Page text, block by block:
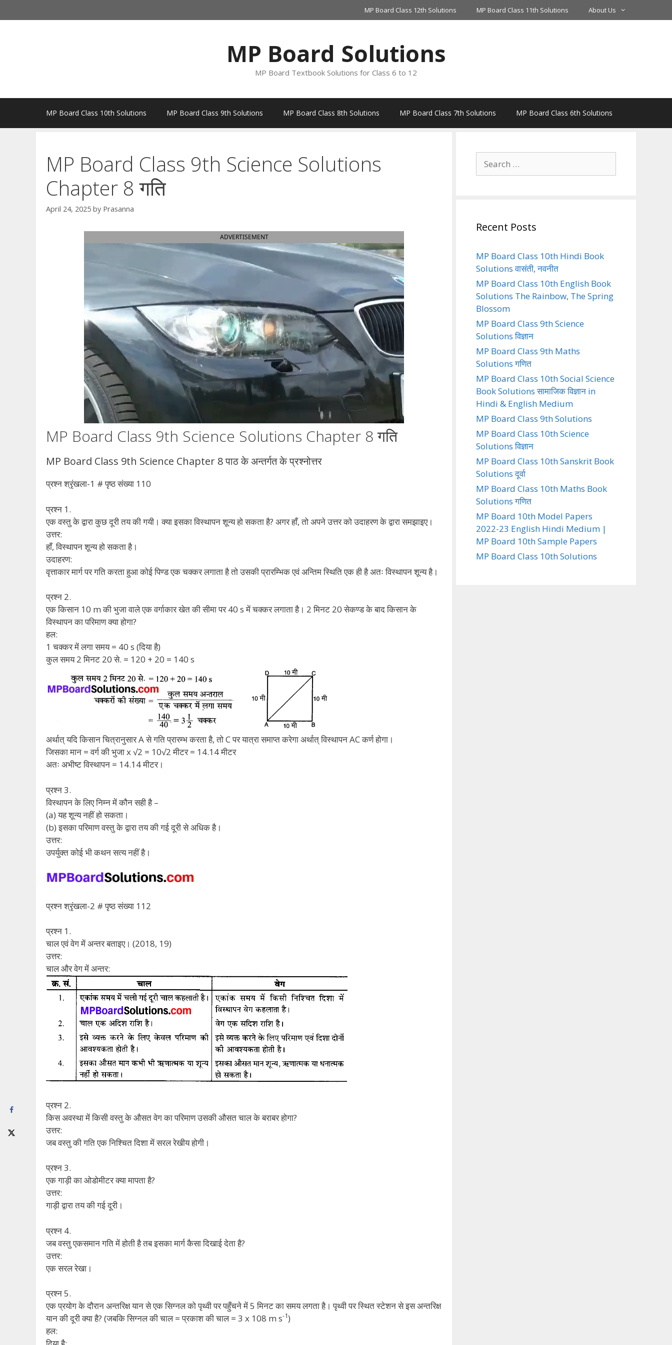
to
MP Board Class 12th Solutions MP Board Class 11th Solutions About Us
MP Board Solutions
MP Board Textbook Solutions for Class 6 to 12
MP Board Class 10th Solutions MP Board Class 9th Solutions MP Board Class 8th Solutions MP Board Class 7th Solutions MP Board Class 6th Solutions
MP Board Class 9th Science Solutions
Chapter 8 गति
April 24, 2025 by Prasanna
ADVERTISEMENT
MP Board Class 9th Science Solutions Chapter 8 गति
MP Board Class 9th Science Chapter 8 पाठ के अन्तर्गत के प्रश्नोत्तर
प्रश्न श्रृंखला-1 # पृष्ठ संख्या 110
प्रश्न 1.
एक वस्तु के द्वारा कुछ दूरी तय की गयी। क्या इसका विस्थापन शून्य हो सकता है? अगर हाँ, तो अपने उत्तर को उदाहरण के द्वारा समझाइए।
उत्तर:
हाँ, विस्थापन शून्य हो सकता है।
उदाहरण:
वृत्ताकार मार्ग पर गति करता हुआ कोई पिण्ड एक चक्कर लगाता है तो उसकी प्रारम्भिक एवं अन्तिम स्थिति एक ही है अतः विस्थापन शून्य है।
प्रश्न 2.
एक किसान 10 m की भुजा वाले एक वर्गाकार खेत की सीमा पर 40 s में चक्कर लगाता है। 2 मिनट 20 सेकण्ड के बाद किसान के
विस्थापन का परिमाण क्या होगा?
हल:
1 चक्कर में लगा समय = 40 s (दिया है)
कुल समय 2 मिनट 20 से. = 120 + 20 = 140 s
अर्थात् यदि किसान चित्रानुसार A से गति प्रारम्भ करता है, तो C पर यात्रा समाप्त करेगा अर्थात् विस्थापन AC कर्ण होगा।
जिसका मान = वर्ग की भुजा x √2 = 10√2 मीटर = 14.14 मीटर
अतः अभीष्ट विस्थापन = 14.14 मीटर।
प्रश्न 3.
विस्थापन के लिए निम्न में कौन सही है –
(a) यह शून्य नहीं हो सकता।
(b) इसका परिमाण वस्तु के द्वारा तय की गई दूरी से अधिक है।
उत्तर:
उपर्युक्त कोई भी कथन सत्य नहीं है।
प्रश्न श्रृंखला-2 # पृष्ठ संख्या 112
प्रश्न 1.
चाल एवं वेग में अन्तर बताइए। (2018, 19)
उत्तर:
चाल और वेग में अन्तर:
प्रश्न 2.
किस अवस्था में किसी वस्तु के औसत वेग का परिमाण उसकी औसत चाल के बराबर होगा?
उत्तर:
जब वस्तु की गति एक निश्चित दिशा में सरल रेखीय होगी।
प्रश्न 3.
एक गाड़ी का ओडोमीटर क्या मापता है?
उत्तर:
गाड़ी द्वारा तय की गई दूरी।
प्रश्न 4.
जब वस्तु एकसमान गति में होती है तब इसका मार्ग कैसा दिखाई देता है?
उत्तर:
एक सरल रेखा।
प्रश्न 5.
एक प्रयोग के दौरान अन्तरिक्ष यान से एक सिग्नल को पृथ्वी पर पहुँचने में 5 मिनट का समय लगता है। पृथ्वी पर स्थित स्टेशन से इस अन्तरिक्ष
यान की दूरी क्या है? (जबकि सिग्नल की चाल = प्रकाश की चाल = 3 x 108 m s-1)
हल:
for:
Recent Posts
MP Board Class 10th Hindi Book
Solutions वासंती, नवनीत
MP Board Class 10th English Book
Solutions The Rainbow, The Spring
Blossom
MP Board Class 9th Science
Solutions विज्ञान
MP Board Class 9th Maths
Solutions गणित
MP Board Class 10th Social Science
Book Solutions सामाजिक विज्ञान in
Hindi & English Medium
MP Board Class 9th Solutions
MP Board Class 10th Science
Solutions विज्ञान
MP Board Class 10th Sanskrit Book
Solutions दूर्वा
MP Board Class 10th Maths Book
Solutions गणित
MP Board 10th Model Papers
2022-23 English Hindi Medium |
MP Board 10th Sample Papers
MP Board Class 10th Solutions